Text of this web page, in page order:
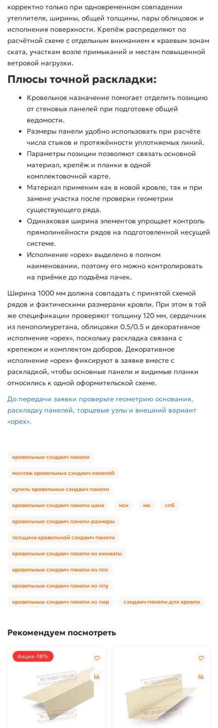
корректно только при одновременном совпадении
утеплителя, ширины, общей толщины, пары облицовок и
исполнения поверхности. Крепёж распределяют по
расчётной схеме с отдельным вниманием к краевым зонам
ската, участкам возле примыканий и местам повышенной
ветровой нагрузки.
Плюсы точной раскладки:
Кровельное назначение помогает отделить позицию
от стеновых панелей при подготовке общей
ведомости.
Размеры панели удобно использовать при расчёте
числа стыков и протяжённости уплотняемых линий.
Параметры позиции позволяют связать основной
материал, крепёж и планки в одной
комплектовочной карте.
Материал применим как в новой кровле, так и при
замене участка после проверки геометрии
существующего ряда.
Одинаковая ширина элементов упрощает контроль
прямолинейности рядов на подготовленной несущей
системе.
Исполнение «орех» выделено в полном
наименовании, поэтому его можно контролировать
на приёмке до подъёма пачек.
Ширина 1000 мм должна совпадать с принятой схемой
рядов и фактическими размерами кровли. При этом в той
же спецификации проверяют толщину 120 мм, сердечник
из пенополиуретана, облицовки 0.5/0.5 и декоративное
исполнение «орех», поскольку раскладка связана с
крепежом и комплектом доборов. Декоративное
исполнение «орех» фиксируют в заявке вместе с
раскладкой, чтобы основные панели и видимые планки
относились к одной оформительской схеме.
До передачи заявки проверьте геометрию основания,
раскладку панелей, торцевые узлы и внешний вариант
«орех».
кровельные сэндвич панели
монтаж кровельных сэндвич панелей
купить кровельные сэндвич панели
кровельные сэндвич панели цена мск мо спб
кровельные сэндвич панели размеры
толщина кровельной сэндвич панели
кровельные сэндвич панели из минваты
кровельные сэндвич панели из ппс
кровельные сэндвич панели из ппу
кровельные сэндвич панели из пир сэндвич-панели для кровли
Рекомендуем посмотреть
Акция -18%